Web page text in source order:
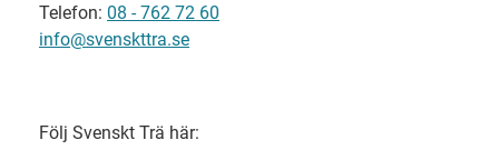
Telefon: 08 - 762 72 60
info@svenskttra.se
Följ Svenskt Trä här: